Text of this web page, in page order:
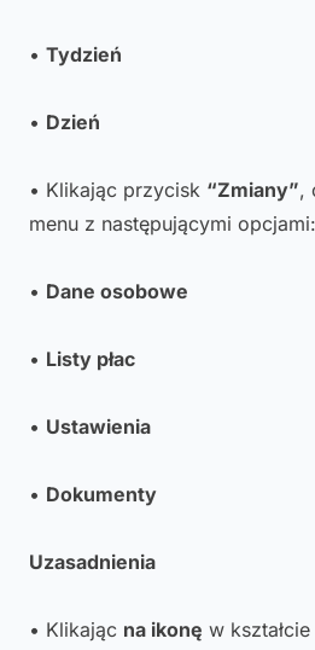
• Tydzień
• Dzień
• Klikając przycisk “Zmiany”,
menu z następującymi opcjami:
• Dane osobowe
• Listy płac
• Ustawienia
• Dokumenty
Uzasadnienia
• Klikając na ikonę w